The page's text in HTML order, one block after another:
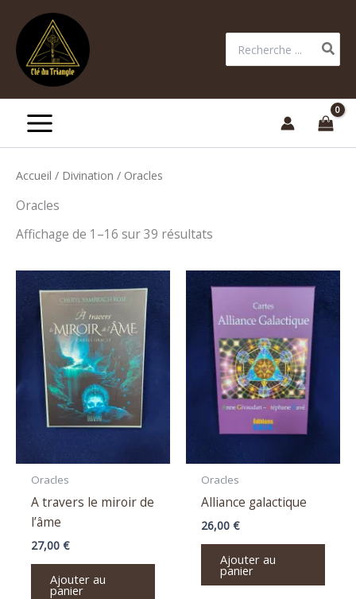
contenu
Accueil / Divination / Oracles
Oracles
Affichage de 1–16 sur 39 résultats
Oracles
A travers le miroir de
l’âme
27,00 €
Ajouter au
panier
Oracles
Alliance galactique
26,00 €
Ajouter au
panier